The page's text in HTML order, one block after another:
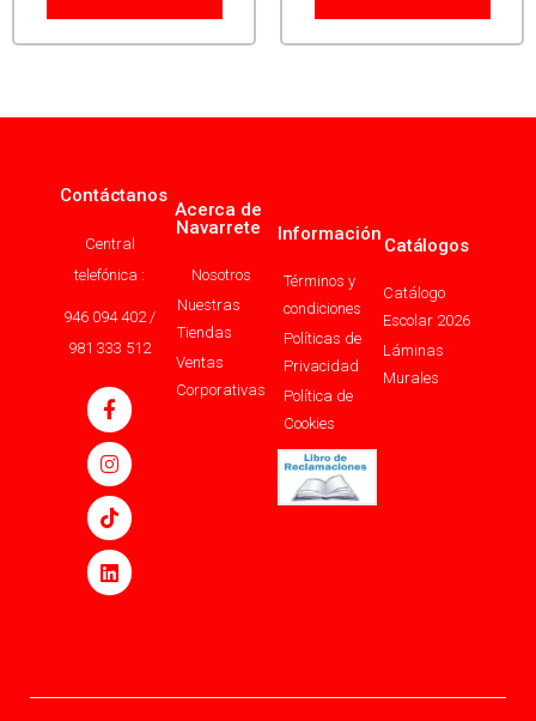
Contáctanos
Central
telefónica :
946 094 402 /
981 333 512
Acerca de
Navarrete
Nosotros
Nuestras
Tiendas
Ventas
Corporativas
Información
Términos y
condiciones
Políticas de
Privacidad
Política de
Cookies
Catálogos
Catálogo
Escolar 2026
Láminas
Murales